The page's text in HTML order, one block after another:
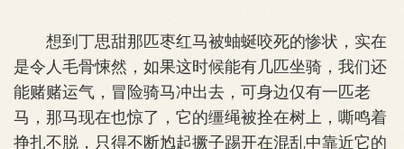
想到丁思甜那匹枣红马被蚰蜒咬死的惨状，实在
是令人毛骨悚然，如果这时候能有几匹坐骑，我们还
能赌赌运气，冒险骑马冲出去，可身边仅有一匹老
马，那马现在也惊了，它的缰绳被拴在树上，嘶鸣着
挣扎不脱，只得不断尥起撅子踢开在混乱中靠近它的